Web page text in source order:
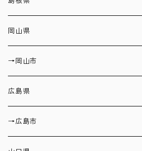
岡山県
→岡山市
広島県
→広島市